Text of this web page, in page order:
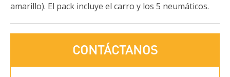
amarillo). El pack incluye el carro y los 5 neumáticos.
CONTÁCTANOS